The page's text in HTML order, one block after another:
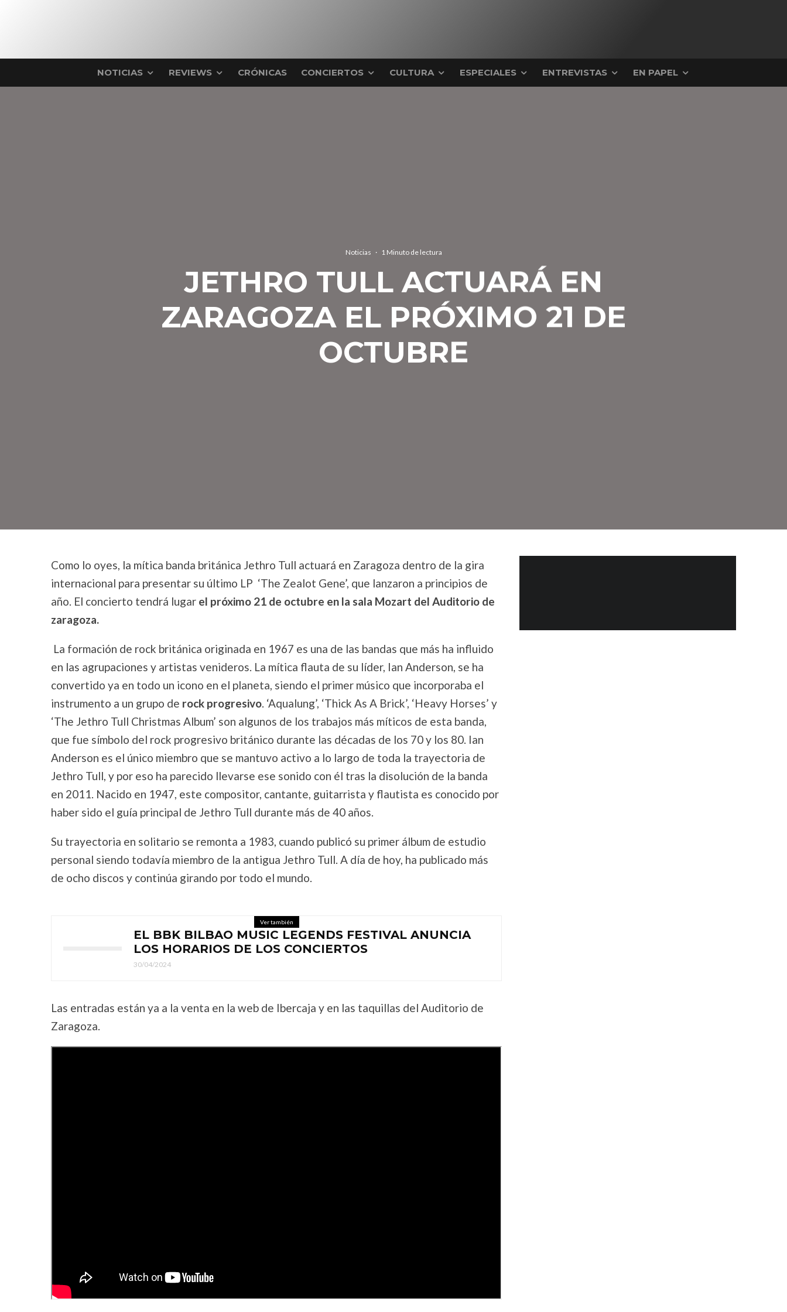
NOTICIAS REVIEWS CRÓNICAS CONCIERTOS CULTURA ESPECIALES ENTREVISTAS EN PAPEL
Noticias · 1 Minuto de lectura
JETHRO TULL ACTUARÁ EN
ZARAGOZA EL PRÓXIMO 21 DE
OCTUBRE
Como lo oyes, la mítica banda británica Jethro Tull actuará en Zaragoza dentro de la gira
internacional para presentar su último LP ‘The Zealot Gene’, que lanzaron a principios de
año. El concierto tendrá lugar el próximo 21 de octubre en la sala Mozart del Auditorio de
zaragoza.
La formación de rock británica originada en 1967 es una de las bandas que más ha influido
en las agrupaciones y artistas venideros. La mítica flauta de su líder, Ian Anderson, se ha
convertido ya en todo un icono en el planeta, siendo el primer músico que incorporaba el
instrumento a un grupo de rock progresivo. ‘Aqualung’, ‘Thick As A Brick’, ‘Heavy Horses’ y
‘The Jethro Tull Christmas Album’ son algunos de los trabajos más míticos de esta banda,
que fue símbolo del rock progresivo británico durante las décadas de los 70 y los 80. Ian
Anderson es el único miembro que se mantuvo activo a lo largo de toda la trayectoria de
Jethro Tull, y por eso ha parecido llevarse ese sonido con él tras la disolución de la banda
en 2011. Nacido en 1947, este compositor, cantante, guitarrista y flautista es conocido por
haber sido el guía principal de Jethro Tull durante más de 40 años.
Su trayectoria en solitario se remonta a 1983, cuando publicó su primer álbum de estudio
personal siendo todavía miembro de la antigua Jethro Tull. A día de hoy, ha publicado más
de ocho discos y continúa girando por todo el mundo.
Ver también
EL BBK BILBAO MUSIC LEGENDS FESTIVAL ANUNCIA
LOS HORARIOS DE LOS CONCIERTOS
30/04/2024
Las entradas están ya a la venta en la web de Ibercaja y en las taquillas del Auditorio de
Zaragoza.